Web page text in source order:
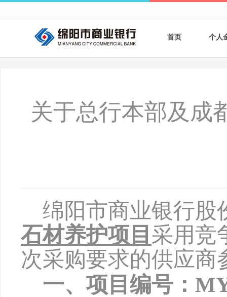
首页 个人
银
关于总行本部及成
绵阳市商业银行股
石材养护项目 采用竞
次采购要求的供应商
一、项目编号：